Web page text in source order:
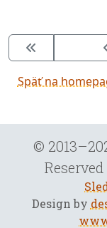
Späť na
©
Design by